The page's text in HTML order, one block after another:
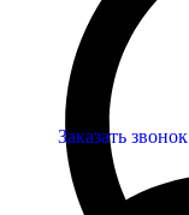
Заказать звонок